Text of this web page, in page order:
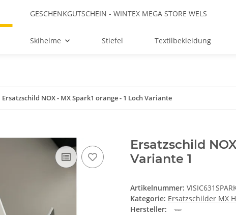
GESCHENKGUTSCHEIN - WINTEX MEGA STORE WELS
Skihelme Stiefel Textilbekleidung
Ersatzschild NOX - MX Spark1 orange - 1 Loch Variante
Ersatzschild
Variante 1
Artikelnummer:
Kategorie: Ersatzschilder MX
Hersteller: